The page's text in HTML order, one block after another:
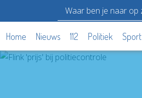
Home Nieuws 112 Politiek Sport